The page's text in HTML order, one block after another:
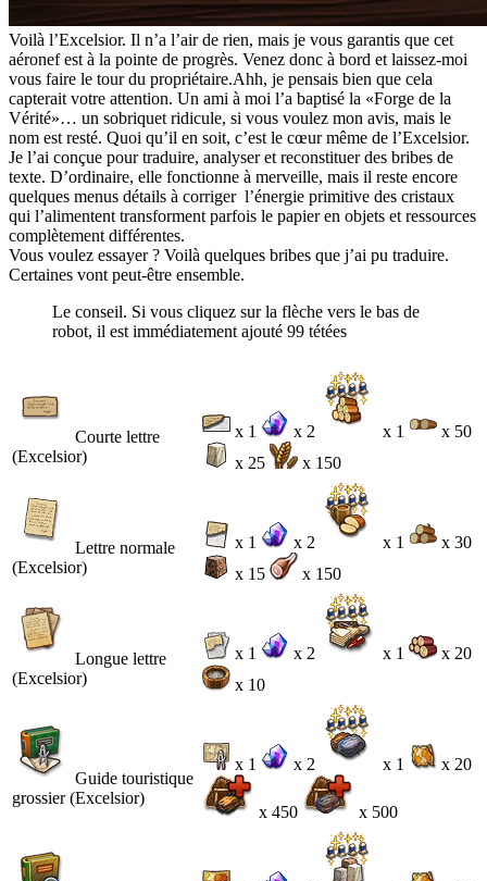
Voilà l’Excelsior. Il n’a l’air de rien, mais je vous garantis que cet
aéronef est à la pointe de progrès. Venez donc à bord et laissez-moi
vous faire le tour du propriétaire.Ahh, je pensais bien que cela
capterait votre attention. Un ami à moi l’a baptisé la «Forge de la
Vérité»… un sobriquet ridicule, si vous voulez mon avis, mais le
nom est resté. Quoi qu’il en soit, c’est le cœur même de l’Excelsior.
Je l’ai conçue pour traduire, analyser et reconstituer des bribes de
texte. D’ordinaire, elle fonctionne à merveille, mais il reste encore
quelques menus détails à corriger l’énergie primitive des cristaux
qui l’alimentent transforment parfois le papier en objets et ressources
complètement différentes.
Vous voulez essayer ? Voilà quelques bribes que j’ai pu traduire.
Certaines vont peut-être ensemble.
Le conseil. Si vous cliquez sur la flèche vers le bas de
robot, il est immédiatement ajouté 99 tétées
Courte lettre
(Excelsior)
x 1 x 2 x 1
x 50
x 25
x 150
Lettre normale
(Excelsior)
x 1 x 2 x 1
x 30
x 15
x 150
Longue lettre
(Excelsior)
x 1 x 2 x 1
x 20
x 10
Guide touristique
grossier (Excelsior)
x 1 x 2 x 1 x 20
x 450 x 500